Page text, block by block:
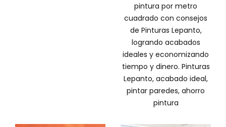
pintura por metro
cuadrado con consejos
de Pinturas Lepanto,
logrando acabados
ideales y economizando
tiempo y dinero. Pinturas
Lepanto, acabado ideal,
pintar paredes, ahorro
pintura